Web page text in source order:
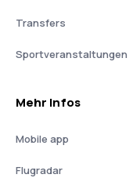
Transfers
Sportveranstaltungen
Mehr Infos
Mobile app
Flugradar